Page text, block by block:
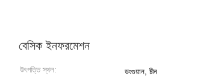
বেসিক ইনফরমেশন
উৎপত্তি স্থল: ডংগুয়ান, চীন